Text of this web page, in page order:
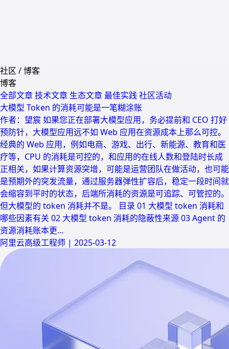
社区 /博客
博客
全部文章技术文章 生态文章最佳实践社区活动
大模型 Token 的消耗可能是一笔糊涂账
作者：望宸 如果您正在部署大模型应用，务必提前和 CEO 打好
预防针，大模型应用远不如 Web 应用在资源成本上那么可控。
经典的 Web 应用，例如电商、游戏、出行、新能源、教育和医
疗等，CPU 的消耗是可控的，和应用的在线人数和登陆时长成
正相关，如果计算资源突增，可能是运营团队在做活动，也可能
是预期外的突发流量，通过服务器弹性扩容后，稳定一段时间就
会缩容到平时的状态，后端所消耗的资源是可追踪、可管控的。
但大模型的 token 消耗并不是。 目录 01 大模型 token 消耗和
哪些因素有关 02 大模型 token 消耗的隐蔽性来源 03 Agent 的
资源消耗账本更...
阿里云高级工程师 | 2025-03-12